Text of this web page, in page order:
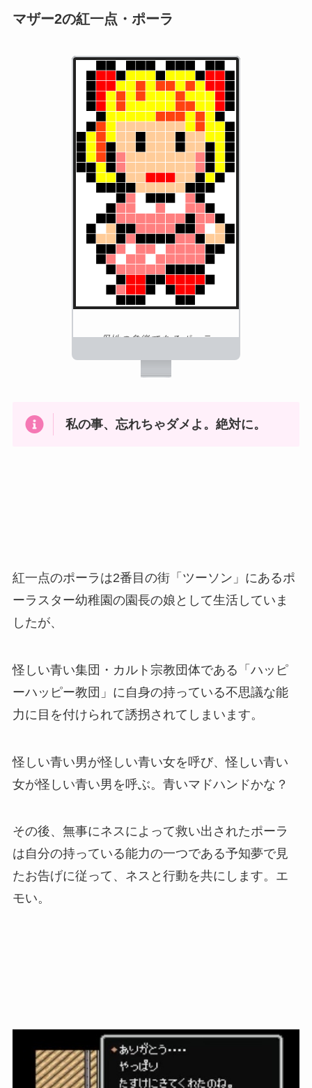
マザー2の紅一点・ポーラ
母性の象徴であるポーラ
私の事、忘れちゃダメよ。絶対に。
紅一点のポーラは2番目の街「ツーソン」にあるポ
ーラスター幼稚園の園長の娘として生活していま
したが、
怪しい青い集団・カルト宗教団体である 「ハッピ
ーハッピー教団」 に自身の持っている不思議な能
力に目を付けられて誘拐されてしまいます。
怪しい青い男が怪しい青い女を呼び、怪しい青い
女が怪しい青い男を呼ぶ。 青いマドハンドかな？
その後、無事にネスによって救い出されたポーラ
は自分の持っている能力の一つである予知夢で見
たお告げに従って、ネスと行動を共にします。エ
モい。